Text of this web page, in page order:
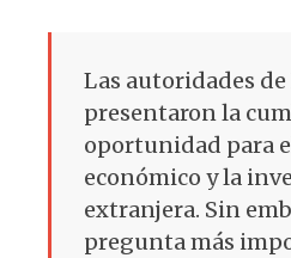
Las autoridades
presentaron la
oportunidad para
económico y la
extranjera. Sin
pregunta más